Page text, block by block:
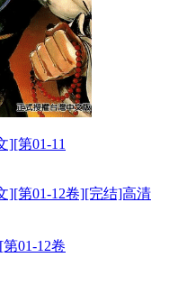
][第01-11
01-12卷